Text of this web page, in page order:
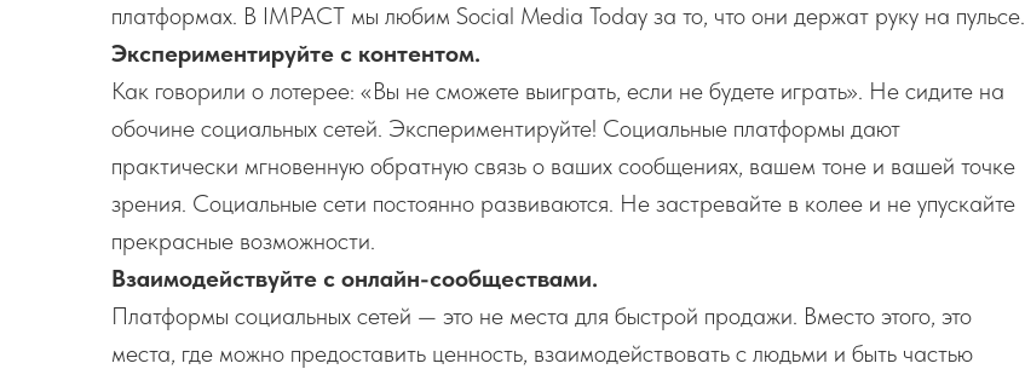
платформах. В IMPACT мы любим Social Media Today за то, что они держат руку на пульсе.
Экспериментируйте с контентом.
Как говорили о лотерее: «Вы не сможете выиграть, если не будете играть». Не сидите на
обочине социальных сетей. Экспериментируйте! Социальные платформы дают
практически мгновенную обратную связь о ваших сообщениях, вашем тоне и вашей точке
зрения. Социальные сети постоянно развиваются. Не застревайте в колее и не упускайте
прекрасные возможности.
Взаимодействуйте с онлайн-сообществами.
Платформы социальных сетей — это не места для быстрой продажи. Вместо этого, это
места, где можно предоставить ценность, взаимодействовать с людьми и быть частью